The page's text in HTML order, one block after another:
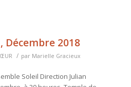
Décembre 2018
/ par Marielle Gracieux
Soleil Direction Julian